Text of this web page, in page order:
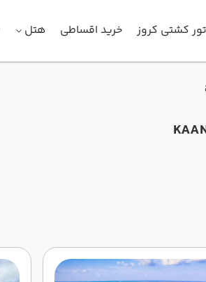
تور کشتی کروز خرید اقساطی هتل